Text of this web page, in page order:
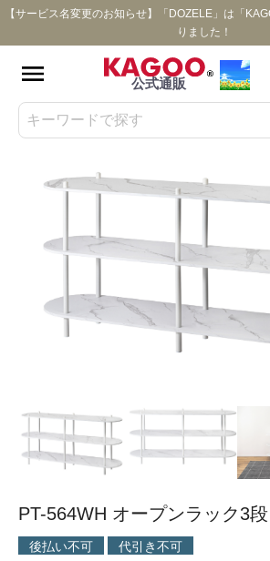
【サービス名変更のお知らせ】「DOZELE」は「
りました！
公式通販
PT-564WH オープンラック3段
後払い不可 代引き不可